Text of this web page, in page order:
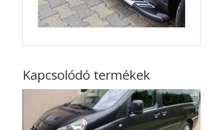
Kapcsolódó termékek